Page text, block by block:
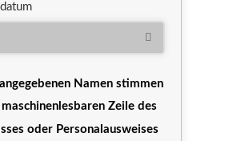
Namen stimmen
Zeile des
oder Personalausweises